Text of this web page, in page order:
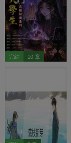
完結 10 章